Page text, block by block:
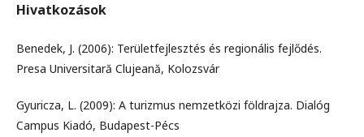
Hivatkozások
Benedek, J. (2006): Területfejlesztés és regionális fejlődés.
Presa Universitară Clujeană, Kolozsvár
Gyuricza, L. (2009): A turizmus nemzetközi földrajza. Dialóg
Campus Kiadó, Budapest-Pécs